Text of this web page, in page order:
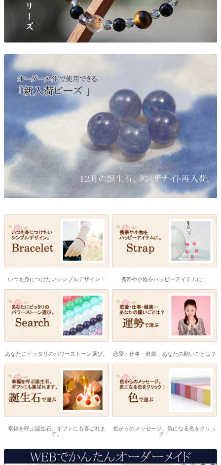
いつも身につけたいシンプルデザイン！ 携帯や小物をハッピーアイテムに！
あなたにピッタリのパワーストーン選び。 恋愛・仕事・健康…あなたの願いごとは？
幸福を呼ぶ誕生石。ギフトにも喜ばれま
す。
色からのメッセージ。気になる色をクリッ
ク！